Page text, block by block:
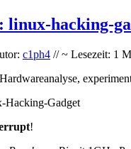
c1ph4 // ~ Lesezeit: 1
!